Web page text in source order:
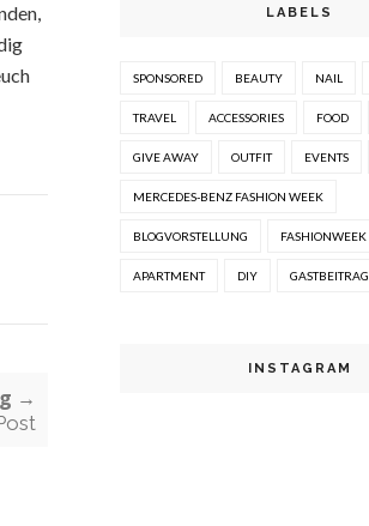
→
LABELS
SPONSORED BEAUTY NAIL
TRAVEL ACCESSORIES FOOD
GIVE AWAY OUTFIT EVENTS
MERCEDES-BENZ FASHION WEEK
BLOGVORSTELLUNG FASHIONWEEK
APARTMENT DIY GASTBEITRAG
INSTAGRAM